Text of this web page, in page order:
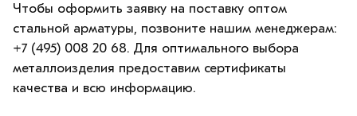
Чтобы оформить заявку на поставку оптом
стальной арматуры, позвоните нашим менеджерам:
+7 (495) 008 20 68. Для оптимального выбора
металлоизделия предоставим сертификаты
качества и всю информацию.